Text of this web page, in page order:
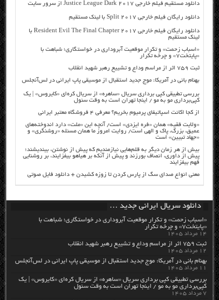
دانلود مستقیم فیلم خارجی Justice League Dark 2017 از سرور سایت
دانلود رایگان فیلم خارجی Split 2017 با لینک مستقیم
دانلود رایگان فیلم خارجی Resident Evil The Final Chapter 2017 با
لینک مستقیم
«اسباب زحمت» و تکرار موقعیت آبروداری در خواستگاری؛ شباهت با
«پایتخت۷» و چرخه تکرار
ثبت ۷۵۹ اثر از مراسم وداع و تشییع رهبر شهید انقلاب
بهنام بانی در آمریکا: موج جدید استقبال از موسیقی پاپ ایرانی در لس‌آنجلس
بررسی تطبیقی کپی برداری سریال «ساهره» از سریال کره‌ای «کایروس» | یک
کپی‌برداری مو به مو / اینجا تهران است به وقت سئول
از کجا اکانت اسپاتیفای پرمیوم بخریم؟ معرفی ۴ فروشگاه معتبر ایرانی
«ولایت فقیه» همان «فره ایزدی» است/ آنچه این «ملت» دارد اندوخته‌های
عمیق، بزرگ، پاک و الهی است/ روایت امروز ما همان مسئله «روشنگری» و
«جهاد تبیین» است
بیش از هر زمان دیگر به قلم‌هایی نیازمندیم که پیش از نوشتن، بیندیشند؛
پیش از داوری، انصاف بورزند و پیش از آنکه بر هیاهو بیفزایند، بر روشنایی
فهم بیفزایند
معنی انواع صدای سگ از پارس کردن تا زوزه کشیدن + دانلود فایل صوتی
دانلود سریال ایرانی جدید …
«اسباب زحمت» و تکرار موقعیت آبروداری در خواستگاری؛ شباهت با
«پایتخت۷» و چرخه تکرار
۱۴ مرداد ۱۴۰۵
ثبت ۷۵۹ اثر از مراسم وداع و تشییع رهبر شهید انقلاب
۱۲ مرداد ۱۴۰۵
بهنام بانی در آمریکا: موج جدید استقبال از موسیقی پاپ ایرانی در لس‌آنجلس
۱۱ مرداد ۱۴۰۵
بررسی تطبیقی کپی برداری سریال «ساهره» از سریال کره‌ای «کایروس» | یک
کپی‌برداری مو به مو / اینجا تهران است به وقت سئول
۷ مرداد ۱۴۰۵